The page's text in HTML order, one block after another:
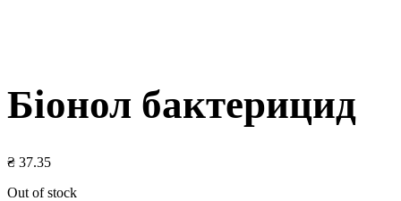
Біонол бактерицид
₴ 37.35
Out of stock